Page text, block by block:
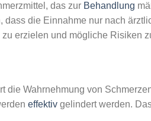
das zur Behandlung
dass die Einnahme nur nach
erzielen und mögliche Risiken
die Wahrnehmung von
effektiv gelindert werden.